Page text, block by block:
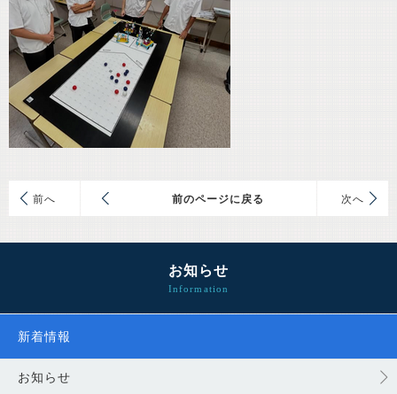
前のページに戻る
前 次
お知らせ
新着情報
お知らせ